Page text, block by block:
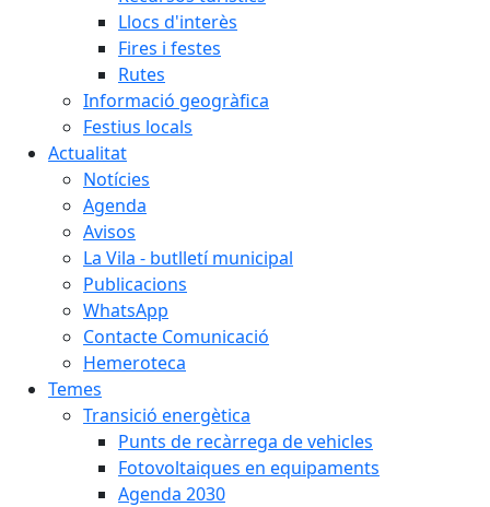
Llocs d'interès
Fires i festes
Rutes
Informació geogràfica
Festius locals
Actualitat
Notícies
Agenda
Avisos
La Vila - butlletí municipal
Publicacions
WhatsApp
Contacte Comunicació
Hemeroteca
Temes
Transició energètica
Punts de recàrrega de vehicles
Fotovoltaiques en equipaments
Agenda 2030